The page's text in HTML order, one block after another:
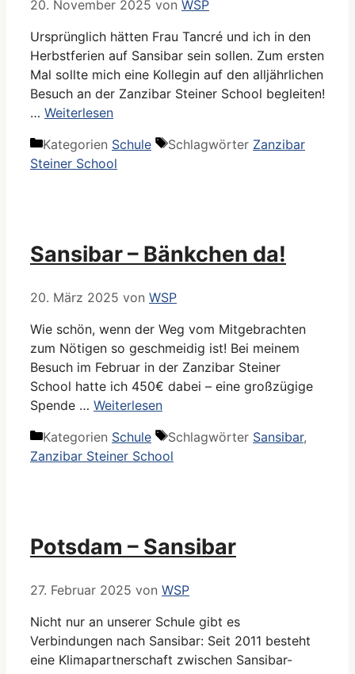
20. November 2025 von WSP
Ursprünglich hätten Frau Tancré und ich in den
Herbstferien auf Sansibar sein sollen. Zum ersten
Mal sollte mich eine Kollegin auf den alljährlichen
Besuch an der Zanzibar Steiner School begleiten!
… Weiterlesen
Kategorien Schule Schlagwörter Zanzibar
Steiner School
Sansibar – Bänkchen da!
20. März 2025 von WSP
Wie schön, wenn der Weg vom Mitgebrachten
zum Nötigen so geschmeidig ist! Bei meinem
Besuch im Februar in der Zanzibar Steiner
School hatte ich 450€ dabei – eine großzügige
Spende … Weiterlesen
Kategorien Schule Schlagwörter Sansibar,
Zanzibar Steiner School
Potsdam – Sansibar
27. Februar 2025 von WSP
Nicht nur an unserer Schule gibt es
Verbindungen nach Sansibar: Seit 2011 besteht
eine Klimapartnerschaft zwischen Sansibar-